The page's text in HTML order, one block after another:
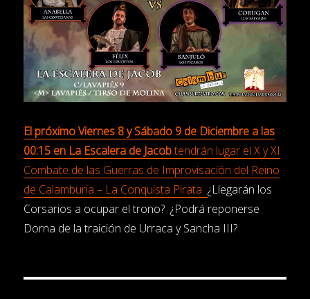
El próximo Viernes 8 y Sábado 9 de Diciembre a las
00:15 en La Escalera de Jacobtendrán lugar el X y XI
Combate de las Guerras de Improvisación del Reino
de Calamburia – La Conquista Pirata¿Llegarán los
Corsarios a ocupar el trono? ¿Podrá reponerse
Dorna de la traición de Urraca y Sancha III?